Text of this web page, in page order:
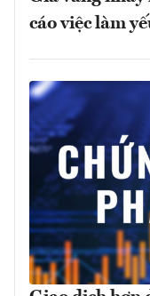
cáo việc làm